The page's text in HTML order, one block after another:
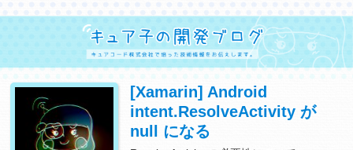
[Xamarin] Android
intent.ResolveActivity が
null になる